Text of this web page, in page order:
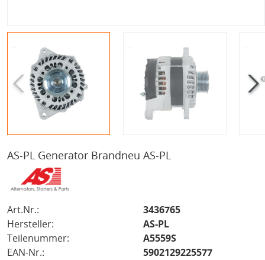
AS-PL Generator Brandneu AS-PL
Art.Nr.:
3436765
Hersteller:
AS-PL
Teilenummer:
A5559S
EAN-Nr.:
5902129225577